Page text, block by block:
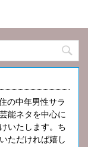
の中年男性サラ
能ネタを中心に
いたします。ち
ただければ嬉し